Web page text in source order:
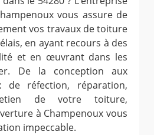
vous assure de
vos travaux de toiture
en ayant recours à des
et en œuvrant dans les
De la conception aux
de réfection, réparation,
de votre toiture,
à Champenoux vous
impeccable.